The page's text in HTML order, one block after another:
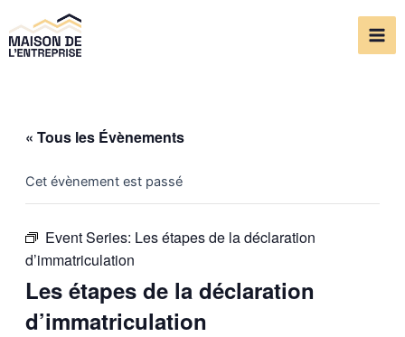
au
contenu
« Tous les Évènements
Cet évènement est passé
Event Series: Les étapes de la déclaration
d’immatriculation
Les étapes de la déclaration
d’immatriculation